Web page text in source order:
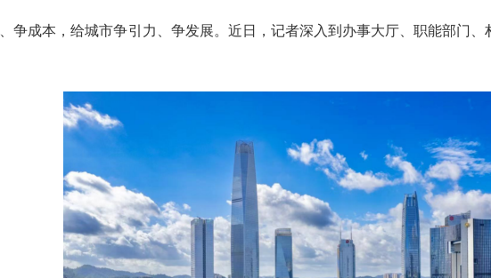
成本，给城市争引力、争发展。近日，记者深入到办事大厅、职能部门、